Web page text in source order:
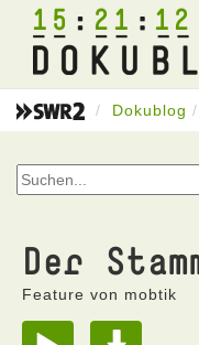
15 21 12
Dokublog
Der
Feature von mobtik